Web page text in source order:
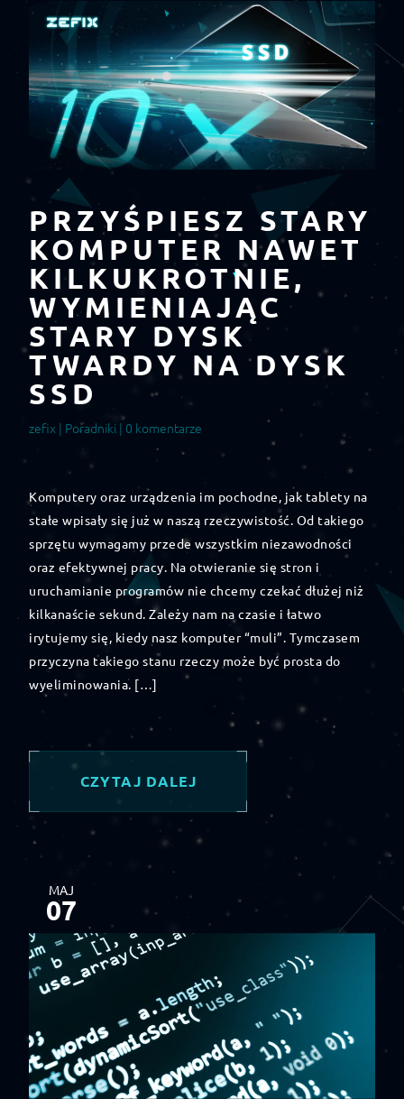
PRZYŚPIESZ STARY
KOMPUTER NAWET
KILKUKROTNIE,
WYMIENIAJĄC
STARY DYSK
TWARDY NA DYSK
SSD
zefix | Poradniki | 0 komentarze
Komputery oraz urządzenia im pochodne, jak tablety na
stałe wpisały się już w naszą rzeczywistość. Od takiego
sprzętu wymagamy przede wszystkim niezawodności
oraz efektywnej pracy. Na otwieranie się stron i
uruchamianie programów nie chcemy czekać dłużej niż
kilkanaście sekund. Zależy nam na czasie i łatwo
irytujemy się, kiedy nasz komputer “muli”. Tymczasem
przyczyna takiego stanu rzeczy może być prosta do
wyeliminowania. […]
CZYTAJ DALEJ
MAJ
07